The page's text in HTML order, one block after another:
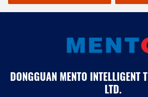
DONGGUAN MENTO INTELLIGENT
LTD.